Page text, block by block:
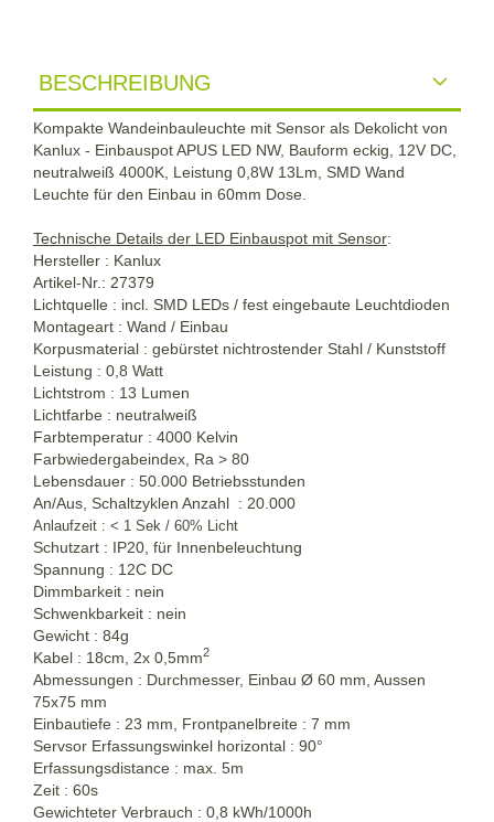
BESCHREIBUNG
Kompakte Wandeinbauleuchte mit Sensor als Dekolicht von
Kanlux - Einbauspot APUS LED NW, Bauform eckig, 12V DC,
neutralweiß 4000K, Leistung 0,8W 13Lm, SMD Wand
Leuchte für den Einbau in 60mm Dose.
Technische Details der LED Einbauspot mit Sensor:
Hersteller : Kanlux
Artikel-Nr.: 27379
Lichtquelle : incl. SMD LEDs / fest eingebaute Leuchtdioden
Montageart : Wand / Einbau
Korpusmaterial : gebürstet nichtrostender Stahl / Kunststoff
Leistung : 0,8 Watt
Lichtstrom : 13 Lumen
Lichtfarbe : neutralweiß
Farbtemperatur : 4000 Kelvin
Farbwiedergabeindex, Ra > 80
Lebensdauer : 50.000 Betriebsstunden
An/Aus, Schaltzyklen Anzahl : 20.000
Anlaufzeit : < 1 Sek / 60% Licht
Schutzart : IP20, für Innenbeleuchtung
Spannung : 12C DC
Dimmbarkeit : nein
Schwenkbarkeit : nein
Gewicht : 84g
Kabel : 18cm, 2x 0,5mm2
Abmessungen : Durchmesser, Einbau Ø 60 mm, Aussen
75x75 mm
Einbautiefe : 23 mm, Frontpanelbreite : 7 mm
Servsor Erfassungswinkel horizontal : 90°
Erfassungsdistance : max. 5m
Zeit : 60s
Gewichteter Verbrauch : 0,8 kWh/1000h